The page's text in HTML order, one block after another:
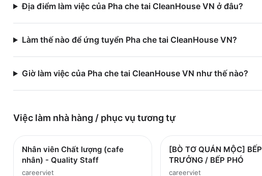
Địa điểm làm việc của Pha che tai CleanHouse VN ở đâu?
Làm thế nào để ứng tuyển Pha che tai CleanHouse VN?
Giờ làm việc của Pha che tai CleanHouse VN như thế nào?
Việc làm nhà hàng / phục vụ tương tự
Nhân viên Chất lượng (cafe
nhân) - Quality Staff
careerviet
[BÒ TƠ QUÁN MỘC] BẾP
TRƯỞNG / BẾP PHÓ
careerviet